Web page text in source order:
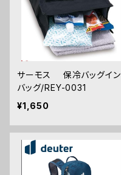
サーモス 保冷バッグイン
バッグ/REY-0031
¥1,650